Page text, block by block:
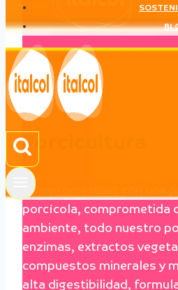
Porcicultura
LÍNEA
Porcicultura
Comprometidos con una
porcícola, comprometida
ambiente, todo nuestro
enzimas, extractos
compuestos minerales y
alta digestibilidad,